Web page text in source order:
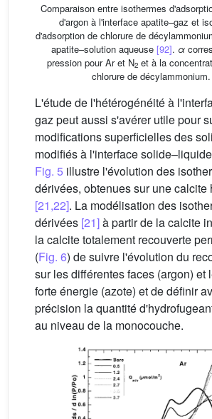
Comparaison entre isothermes
d'argon à l'interface apatite–gaz et
d'adsorption de chlorure de
apatite–solution aqueuse [92]. α
pression pour Ar et N2et à la
chlorure de décylammonium.
L'étude de l'hétérogénéité à
gaz peut aussi s'avérer utile pour
modifications superficielles des
modifiés à l'interface
Fig. 5 illustre l'évolution des
dérivées, obtenues sur une calcite
[21,22]. La modélisation des
dérivées [21]à partir de la calcite
la calcite totalement recouverte
(Fig. 6) de suivre l'évolution du
sur les différentes faces (argon) et
forte énergie (azote) et de définir
précision la quantité
au niveau de la monocouche.